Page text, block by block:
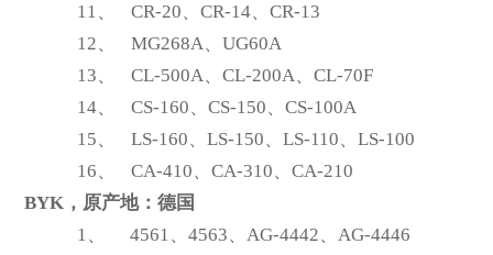
11、
CR-20、CR-14、CR-13
12、
MG268A、UG60A
13、
CL-500A、CL-200A、CL-70F
14、
CS-160、CS-150、CS-100A
15、
LS-160、LS-150、LS-110、LS-100
16、
CA-410、CA-310、CA-210
BYK ，原产地：德国
1、
4561、4563、AG-4442、AG-4446